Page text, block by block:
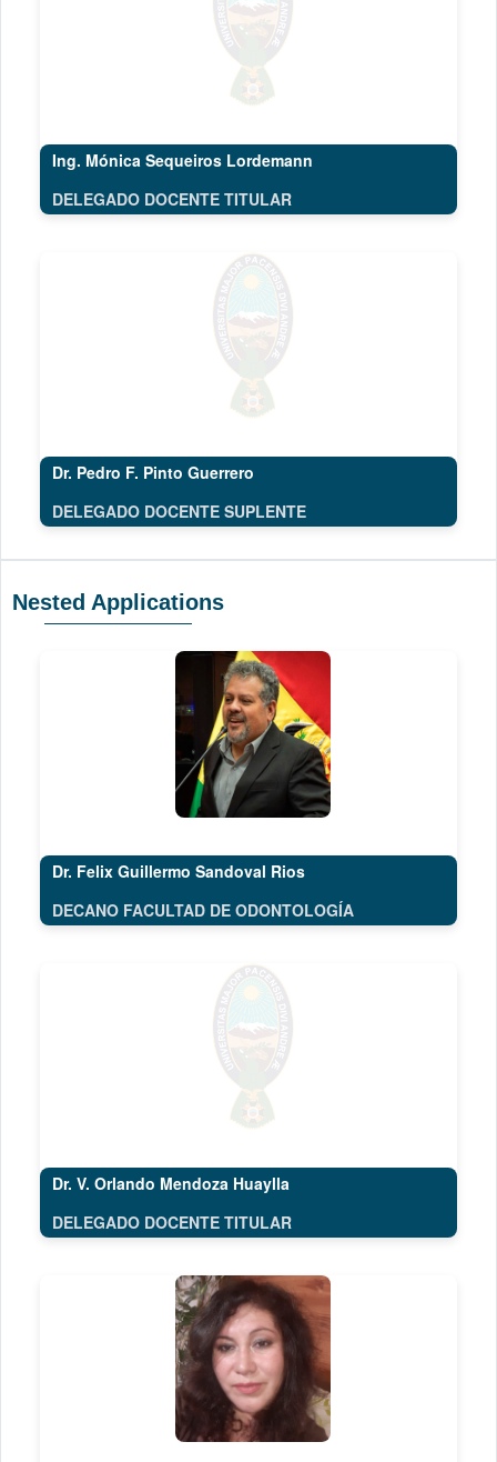
Ing. Mónica Sequeiros Lordemann
DELEGADO DOCENTE TITULAR
Dr. Pedro F. Pinto Guerrero
DELEGADO DOCENTE SUPLENTE
Nested Applications
Dr. Felix Guillermo Sandoval Rios
DECANO FACULTAD DE ODONTOLOGÍA
Dr. V. Orlando Mendoza Huaylla
DELEGADO DOCENTE TITULAR